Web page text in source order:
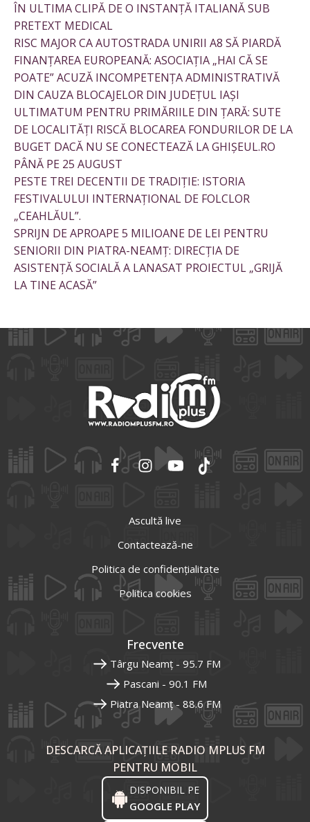
ÎN ULTIMA CLIPĂ DE O INSTANȚĂ ITALIANĂ SUB
PRETEXT MEDICAL
RISC MAJOR CA AUTOSTRADA UNIRII A8 SĂ PIARDĂ
FINANȚAREA EUROPEANĂ: ASOCIAȚIA „HAI CĂ SE
POATE” ACUZĂ INCOMPETENȚA ADMINISTRATIVĂ
DIN CAUZA BLOCAJELOR DIN JUDEȚUL IAȘI
ULTIMATUM PENTRU PRIMĂRIILE DIN ȚARĂ: SUTE
DE LOCALITĂȚI RISCĂ BLOCAREA FONDURILOR DE LA
BUGET DACĂ NU SE CONECTEAZĂ LA GHIȘEUL.RO
PÂNĂ PE 25 AUGUST
PESTE TREI DECENTII DE TRADIȚIE: ISTORIA
FESTIVALULUI INTERNAȚIONAL DE FOLCLOR
„CEAHLĂUL”.
SPRIJN DE APROAPE 5 MILIOANE DE LEI PENTRU
SENIORII DIN PIATRA-NEAMȚ: DIRECȚIA DE
ASISTENȚĂ SOCIALĂ A LANASAT PROIECTUL „GRIJĂ
LA TINE ACASĂ”
Ascultă live
Contactează-ne
Politica de confidențialitate
Politica cookies
Frecvente
Târgu Neamț - 95.7 FM
Pascani - 90.1 FM
Piatra Neamț - 88.6 FM
DESCARCĂ APLICAȚIILE RADIO MPLUS FM
PENTRU MOBIL
DISPONIBIL PE
GOOGLE PLAY